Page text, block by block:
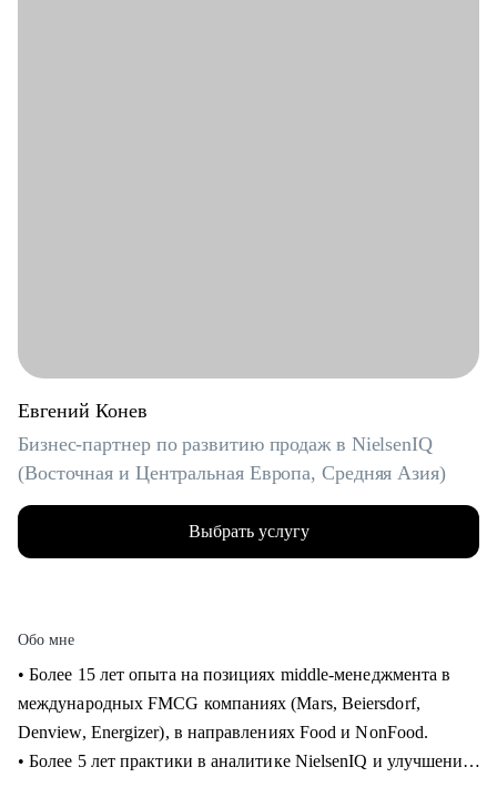
Евгений Конев
Бизнес-партнер по развитию продаж в NielsenIQ
(Восточная и Центральная Европа, Средняя Азия)
Выбрать услугу
Обо мне
• Более 15 лет опыта на позициях middle-менеджмента в
международных FMCG компаниях (Mars, Beiersdorf,
Denview, Energizer), в направлениях Food и NonFood.
• Более 5 лет практики в аналитике NielsenIQ и улучшения